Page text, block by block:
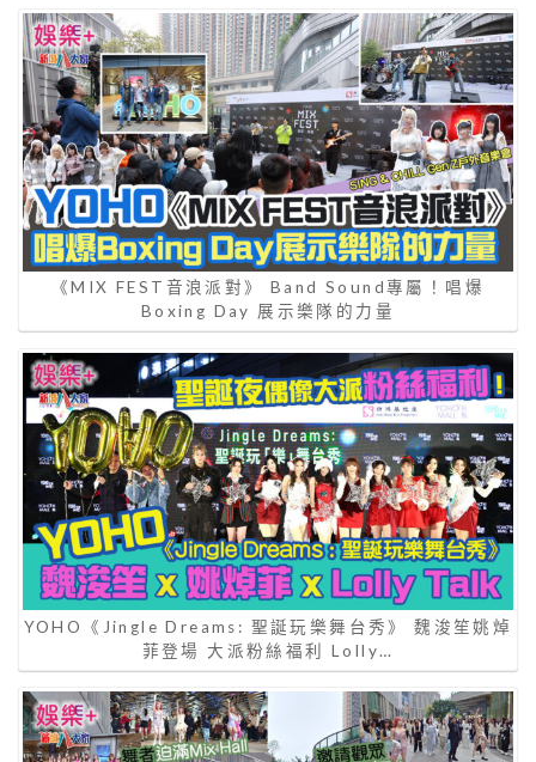
《MIX FEST音浪派對》 Band Sound專屬！唱爆
Boxing Day 展示樂隊的力量
YOHO《Jingle Dreams: 聖誕玩樂舞台秀》 魏浚笙姚焯
菲登場 大派粉絲福利 Lolly…